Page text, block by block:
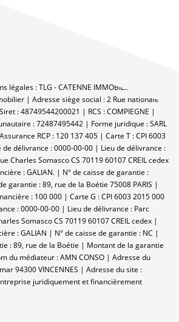
: TLG - CATENNE IMMOBILIER | Raison
| Adresse siège social : 2 Rue nationale -
: 48749544200021 | RCS : COMPIEGNE |
: 72487495442 | Forme juridique : SARL
RCP : 120 137 405 | Carte T : CPI 6003
délivrance : 0000-00-00 | Lieu de délivrance :
Charles Somasco CS 70119 60107 CREIL cedex
: GALIAN. | N° de caisse de garantie :
garantie : 89, rue de la Boétie 75008 PARIS |
: 100 000 | Carte G : CPI 6003 2015 000
: 0000-00-00 | Lieu de délivrance : Parc
Somasco CS 70119 60107 CREIL cedex |
: GALIAN | N° de caisse de garantie : NC |
: 89, rue de la Boétie | Montant de la garantie
du médiateur : AMN CONSO | Adresse du
94300 VINCENNES | Adresse du site :
juridiquement et financièrement